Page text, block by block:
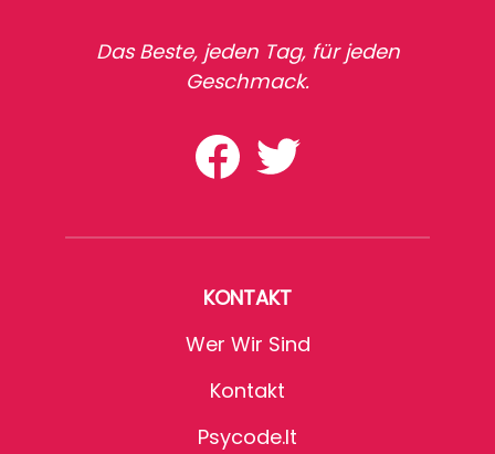
Das Beste, jeden Tag, für jeden
Geschmack.
KONTAKT
Wer Wir Sind
Kontakt
Psycode.it